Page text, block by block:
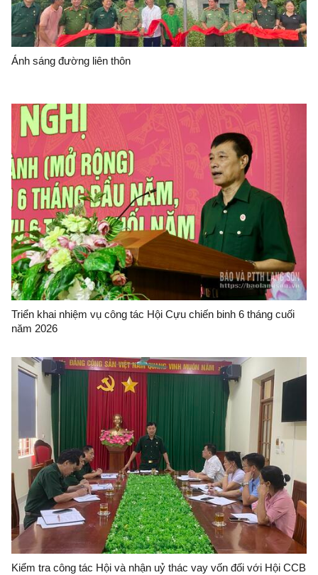
Ánh sáng đường liên thôn
Triển khai nhiệm vụ công tác Hội Cựu chiến binh 6 tháng cuối
năm 2026
Kiểm tra công tác Hội và nhận uỷ thác vay vốn đối với Hội CCB